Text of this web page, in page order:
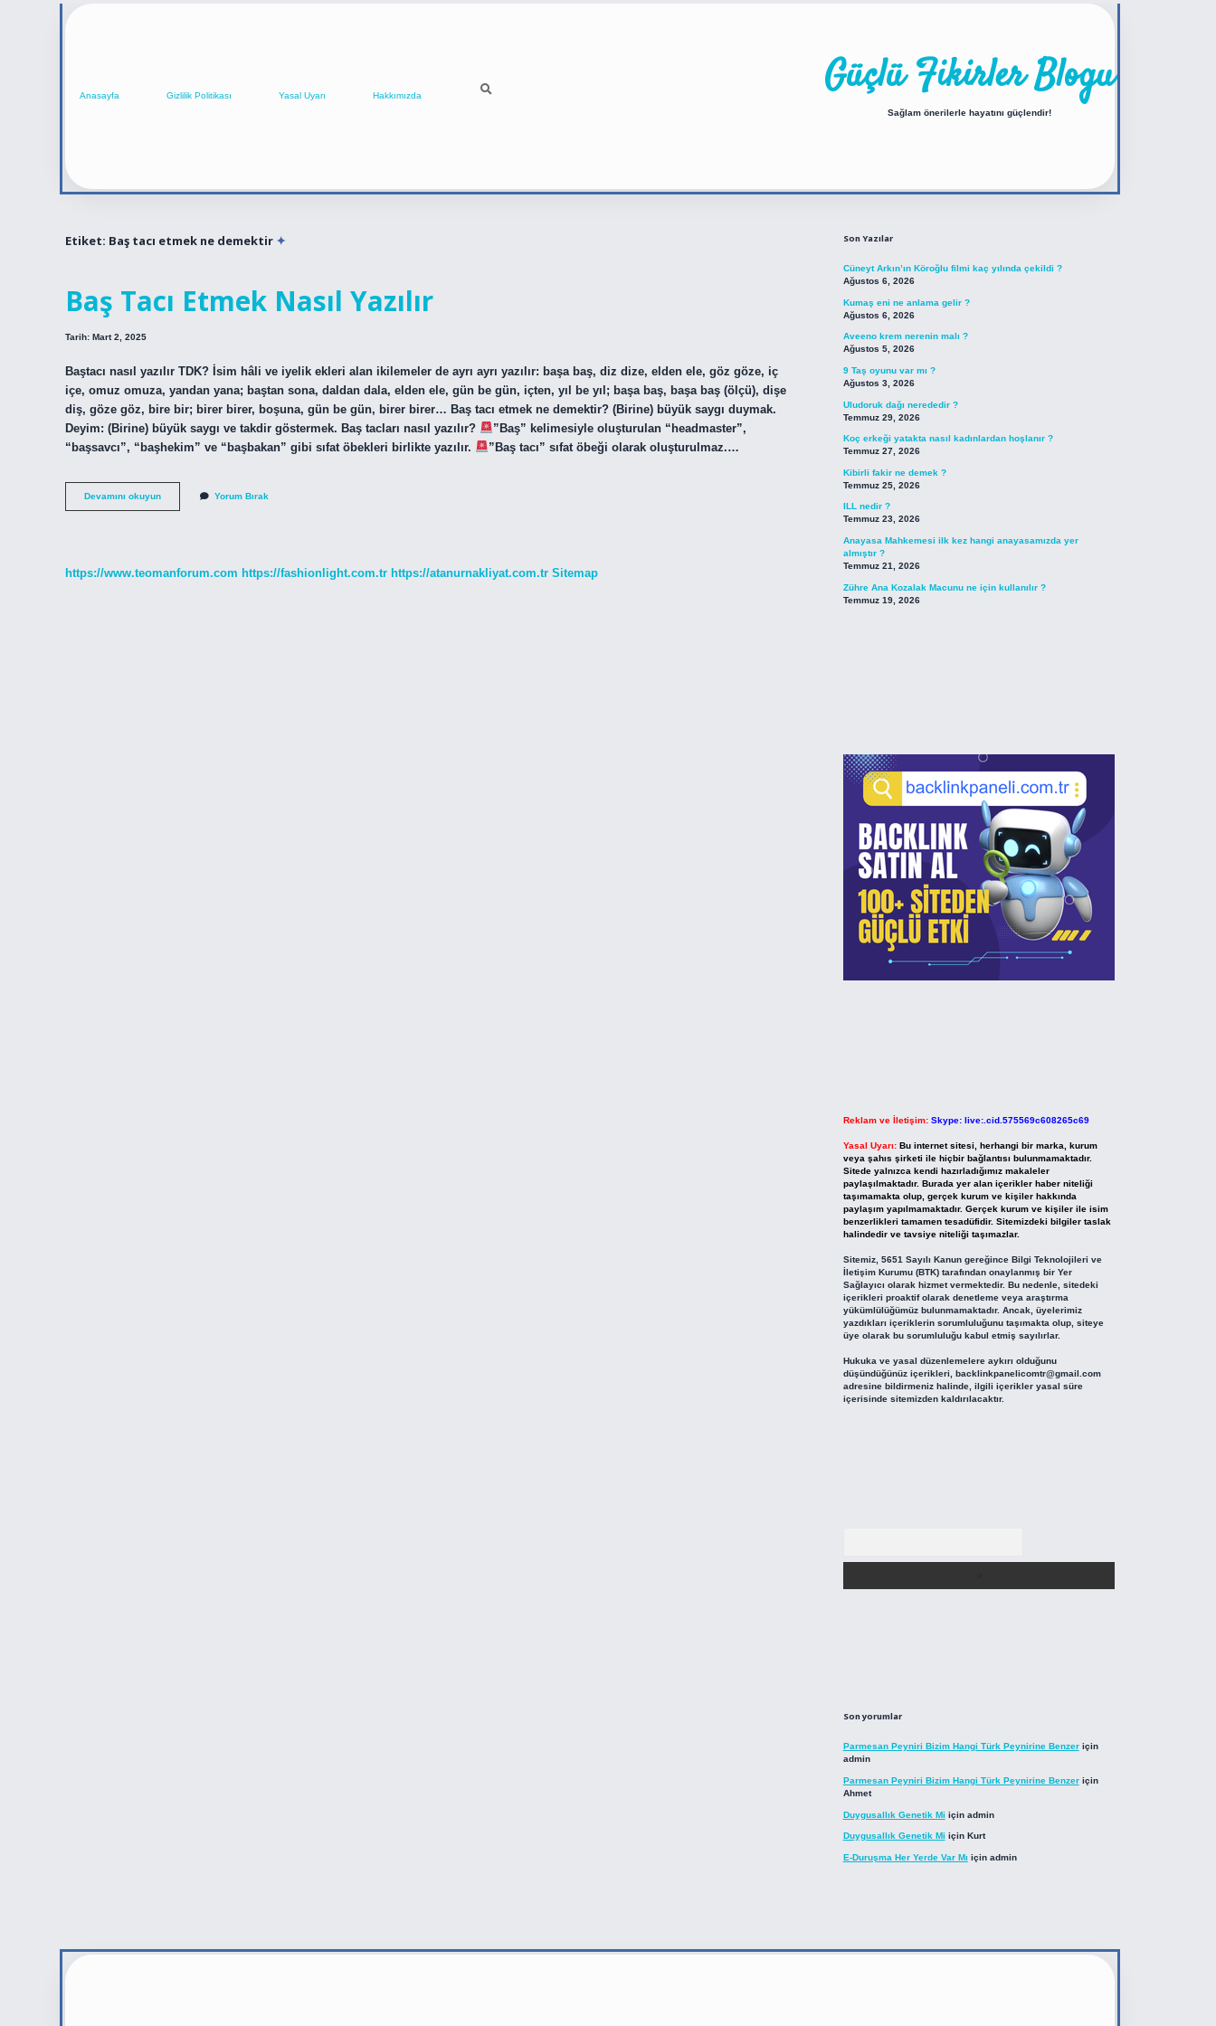
Anasayfa Gizlilik Politikası Yasal Uyarı Hakkımızda Güçlü Fikirler Blogu
Sağlam önerilerle hayatını güçlendir!
Etiket: Baş tacı etmek ne demektir
Baş Tacı Etmek Nasıl Yazılır
Tarih: Mart 2, 2025
Baştacı nasıl yazılır TDK? İsim hâli ve iyelik ekleri alan ikilemeler de ayrı ayrı yazılır: başa baş, diz dize, elden ele, göz göze, iç
içe, omuz omuza, yandan yana; baştan sona, daldan dala, elden ele, gün be gün, içten, yıl be yıl; başa baş, başa baş (ölçü), dişe
diş, göze göz, bire bir; birer birer, boşuna, gün be gün, birer birer… Baş tacı etmek ne demektir? (Birine) büyük saygı duymak.
Deyim: (Birine) büyük saygı ve takdir göstermek. Baş tacları nasıl yazılır?
”Baş” kelimesiyle oluşturulan “headmaster”,
“başsavcı”, “başhekim” ve “başbakan” gibi sıfat öbekleri birlikte yazılır.
”Baş tacı” sıfat öbeği olarak oluşturulmaz.…
Devamını okuyunBaş
Tacı
Yorum Bırak
https://www.teomanforum.com https://fashionlight.com.tr https://atanurnakliyat.com.tr Sitemap
Son Yazılar
Cüneyt Arkın’ın Köroğlu filmi kaç yılında çekildi ?
Ağustos 6, 2026
Kumaş eni ne anlama gelir ?
Ağustos 6, 2026
Aveeno krem nerenin malı ?
Ağustos 5, 2026
9 Taş oyunu var mı ?
Ağustos 3, 2026
Uludoruk dağı nerededir ?
Temmuz 29, 2026
Koç erkeği yatakta nasıl kadınlardan hoşlanır ?
Temmuz 27, 2026
Kibirli fakir ne demek ?
Temmuz 25, 2026
ILL nedir ?
Temmuz 23, 2026
Anayasa Mahkemesi ilk kez hangi anayasamızda yer
almıştır ?
Temmuz 21, 2026
Zühre Ana Kozalak Macunu ne için kullanılır ?
Temmuz 19, 2026
Reklam ve İletişim: Skype: live:.cid.575569c608265c69
Yasal Uyarı: Bu internet sitesi, herhangi bir marka, kurum
veya şahıs şirketi ile hiçbir bağlantısı bulunmamaktadır.
Sitede yalnızca kendi hazırladığımız makaleler
paylaşılmaktadır. Burada yer alan içerikler haber niteliği
taşımamakta olup, gerçek kurum ve kişiler hakkında
paylaşım yapılmamaktadır. Gerçek kurum ve kişiler ile isim
benzerlikleri tamamen tesadüfidir. Sitemizdeki bilgiler taslak
halindedir ve tavsiye niteliği taşımazlar.
Sitemiz, 5651 Sayılı Kanun gereğince Bilgi Teknolojileri ve
İletişim Kurumu (BTK) tarafından onaylanmış bir Yer
Sağlayıcı olarak hizmet vermektedir. Bu nedenle, sitedeki
içerikleri proaktif olarak denetleme veya araştırma
yükümlülüğümüz bulunmamaktadır. Ancak, üyelerimiz
yazdıkları içeriklerin sorumluluğunu taşımakta olup, siteye
üye olarak bu sorumluluğu kabul etmiş sayılırlar.
Hukuka ve yasal düzenlemelere aykırı olduğunu
düşündüğünüz içerikleri, backlinkpanelicomtr@gmail.com
adresine bildirmeniz halinde, ilgili içerikler yasal süre
içerisinde sitemizden kaldırılacaktır.
Son yorumlar
Parmesan Peyniri Bizim Hangi Türk Peynirine Benzeriçin
admin
Parmesan Peyniri Bizim Hangi Türk Peynirine Benzeriçin
Ahmet
Duygusallık Genetik Mi için admin
Duygusallık Genetik Mi için Kurt
E-Duruşma Her Yerde Var Mı için admin
https://betexper.live/